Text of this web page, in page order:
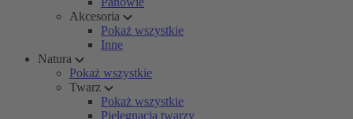
Akcesoria
Pokaż wszystkie
Inne
Natura
Pokaż wszystkie
Twarz
Pokaż wszystkie
Pielęgnacja twarzy